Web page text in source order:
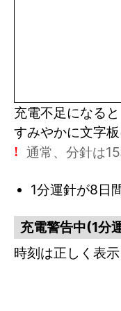
充電不足になる
すみやかに文字
! 通常、分針は
1分運針が8日
充電警告中(1分
時刻は正しく表示